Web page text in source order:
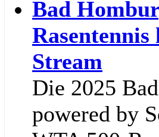
Bad
Stream
Die 2025
powered by